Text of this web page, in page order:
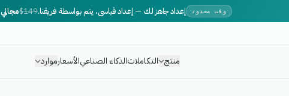
وقت محدود إعداد جاهز لك — إعداد قياسي، يتم بواسطة فريقنا.$149مجاني
منتج التكاملاتالذكاء الصناعيالأسعارموارد